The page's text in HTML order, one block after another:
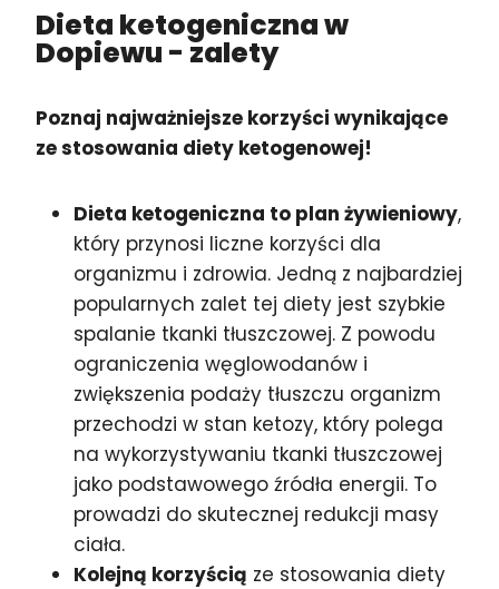
Dieta ketogeniczna w
Dopiewu - zalety
Poznaj najważniejsze korzyści wynikające
ze stosowania diety ketogenowej!
Dieta ketogeniczna to plan żywieniowy,
który przynosi liczne korzyści dla
organizmu i zdrowia. Jedną z najbardziej
popularnych zalet tej diety jest szybkie
spalanie tkanki tłuszczowej. Z powodu
ograniczenia węglowodanów i
zwiększenia podaży tłuszczu organizm
przechodzi w stan ketozy, który polega
na wykorzystywaniu tkanki tłuszczowej
jako podstawowego źródła energii. To
prowadzi do skutecznej redukcji masy
ciała.
Kolejną korzyścią ze stosowania diety